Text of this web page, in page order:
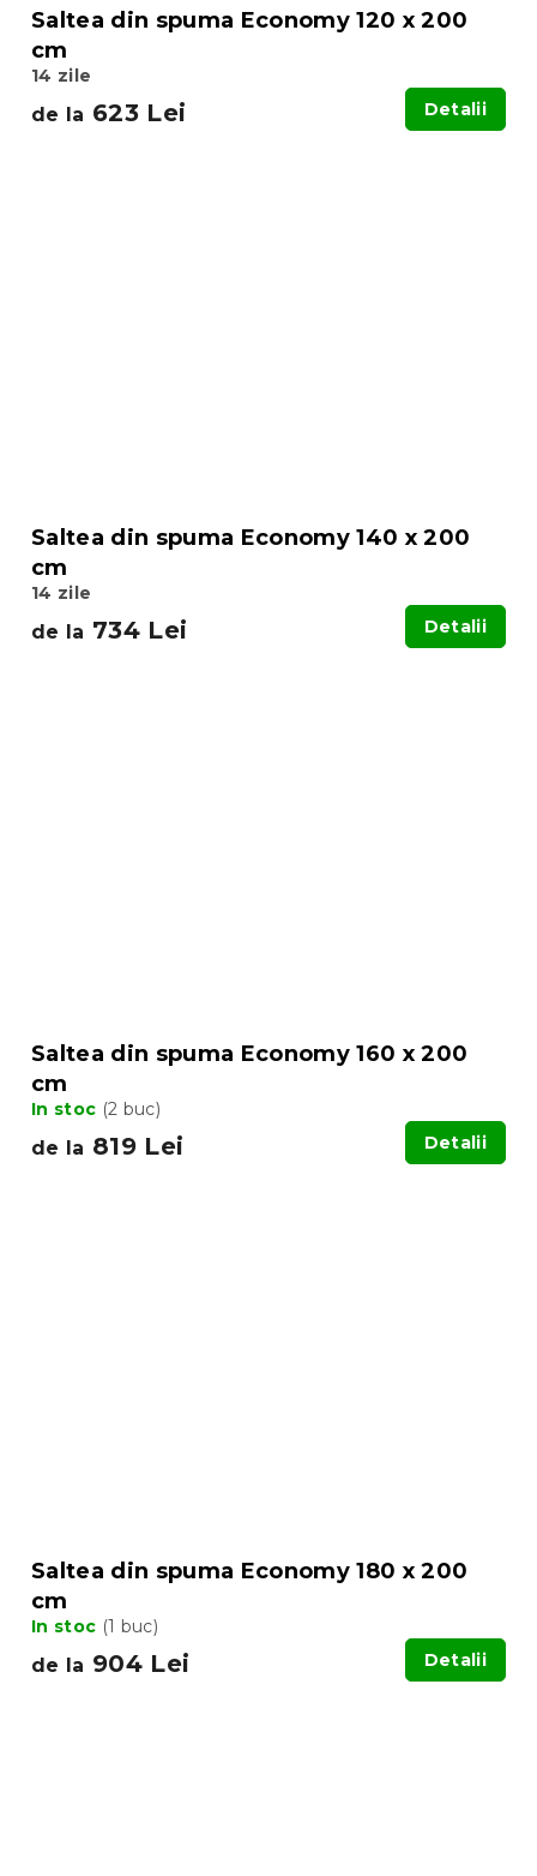
Saltea din spuma Economy 120 x 200
cm
14 zile
de la 623 Lei Detalii
Saltea din spuma Economy 140 x 200
cm
14 zile
de la 734 Lei Detalii
Saltea din spuma Economy 160 x 200
cm
In stoc (2 buc)
de la 819 Lei Detalii
Saltea din spuma Economy 180 x 200
cm
In stoc (1 buc)
de la 904 Lei Detalii